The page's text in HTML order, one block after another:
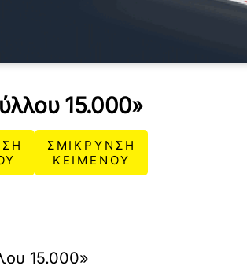
15.000»
ΣΜΙΚΡΥΝΣΗ
ΚΕΙΜΕΝΟΥ
15.000»